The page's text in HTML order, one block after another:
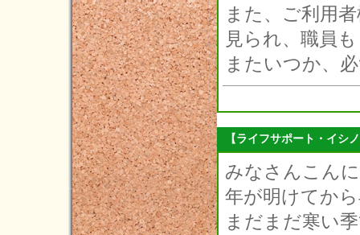
2012年11月(6)
2012年10月(3)
2012年09月(4)
2012年08月(5)
2012年07月(4)
2012年06月(4)
2012年05月(2)
また、ご利用
見られ、職員
またいつか、
【ライフサポート・イシ
みなさんこん
年が明けてか
まだまだ寒い